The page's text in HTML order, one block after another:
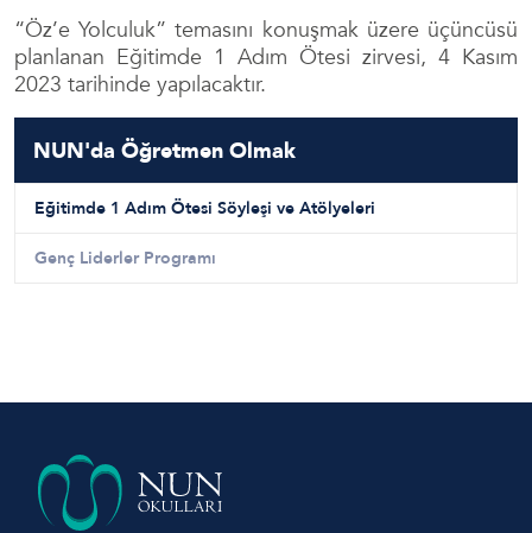
NUN'da Öğretmen Olmak
Eğitimde 1 Adım Ötesi Söyleşi ve Atölyeleri
Genç Liderler Programı
“Öz’e Yolculuk” temasını konuşmak üzere üçüncüsü
planlanan Eğitimde 1 Adım Ötesi zirvesi, 4 Kasım
2023 tarihinde yapılacaktır.